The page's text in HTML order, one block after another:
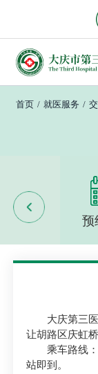
首页 / 就医服务 /
查询 预
大庆第三
让胡路区庆虹
乘车路线
站即到。